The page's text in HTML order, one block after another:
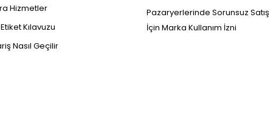
Hizmetler
Kılavuzu
Nasıl Geçilir
Pazaryerlerinde Sorunsuz Satış
İçin Marka Kullanım İzni